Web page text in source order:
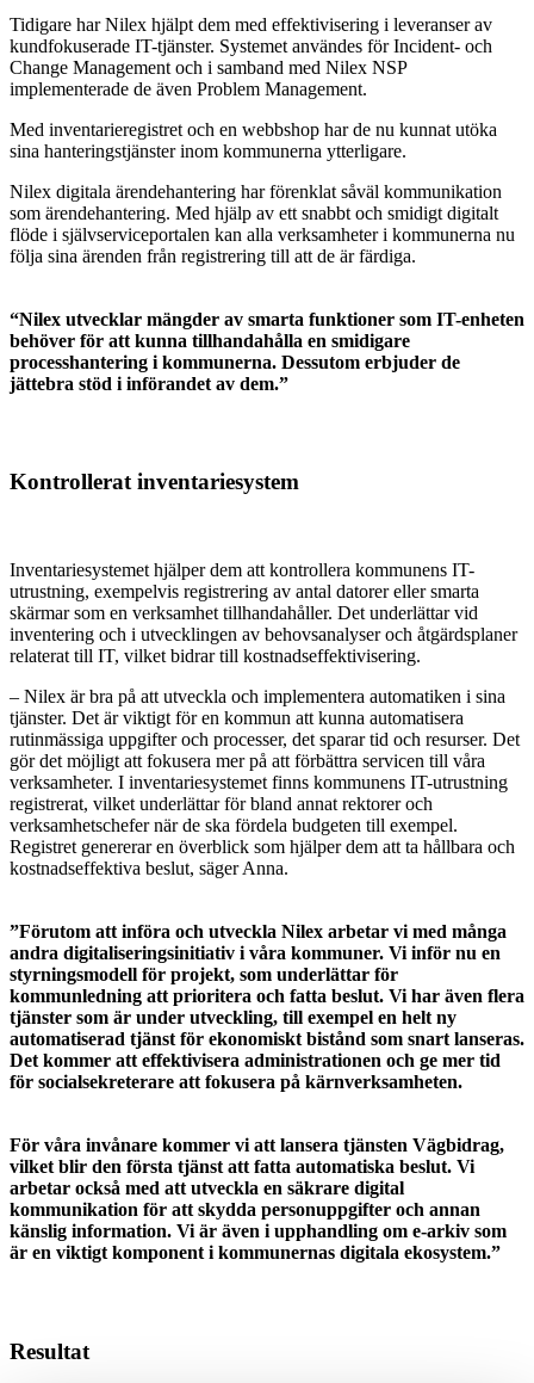
Tidigare har Nilex hjälpt dem med effektivisering i leveranser av
kundfokuserade IT-tjänster. Systemet användes för Incident- och
Change Management och i samband med Nilex NSP
implementerade de även Problem Management.
Med inventarieregistret och en webbshop har de nu kunnat utöka
sina hanteringstjänster inom kommunerna ytterligare.
Nilex digitala ärendehantering har förenklat såväl kommunikation
som ärendehantering. Med hjälp av ett snabbt och smidigt digitalt
flöde i självserviceportalen kan alla verksamheter i kommunerna nu
följa sina ärenden från registrering till att de är färdiga.
“Nilex utvecklar mängder av smarta funktioner som IT-enheten
behöver för att kunna tillhandahålla en smidigare
processhantering i kommunerna. Dessutom erbjuder de
jättebra stöd i införandet av dem.”
Kontrollerat inventariesystem
Inventariesystemet hjälper dem att kontrollera kommunens IT-
utrustning, exempelvis registrering av antal datorer eller smarta
skärmar som en verksamhet tillhandahåller. Det underlättar vid
inventering och i utvecklingen av behovsanalyser och åtgärdsplaner
relaterat till IT, vilket bidrar till kostnadseffektivisering.
– Nilex är bra på att utveckla och implementera automatiken i sina
tjänster. Det är viktigt för en kommun att kunna automatisera
rutinmässiga uppgifter och processer, det sparar tid och resurser. Det
gör det möjligt att fokusera mer på att förbättra servicen till våra
verksamheter. I inventariesystemet finns kommunens IT-utrustning
registrerat, vilket underlättar för bland annat rektorer och
verksamhetschefer när de ska fördela budgeten till exempel.
Registret genererar en överblick som hjälper dem att ta hållbara och
kostnadseffektiva beslut, säger Anna.
”Förutom att införa och utveckla Nilex arbetar vi med många
andra digitaliseringsinitiativ i våra kommuner. Vi inför nu en
styrningsmodell för projekt, som underlättar för
kommunledning att prioritera och fatta beslut. Vi har även flera
tjänster som är under utveckling, till exempel en helt ny
automatiserad tjänst för ekonomiskt bistånd som snart lanseras.
Det kommer att effektivisera administrationen och ge mer tid
för socialsekreterare att fokusera på kärnverksamheten.
För våra invånare kommer vi att lansera tjänsten Vägbidrag,
vilket blir den första tjänst att fatta automatiska beslut. Vi
arbetar också med att utveckla en säkrare digital
kommunikation för att skydda personuppgifter och annan
känslig information. Vi är även i upphandling om e-arkiv som
är en viktigt komponent i kommunernas digitala ekosystem.”
Resultat